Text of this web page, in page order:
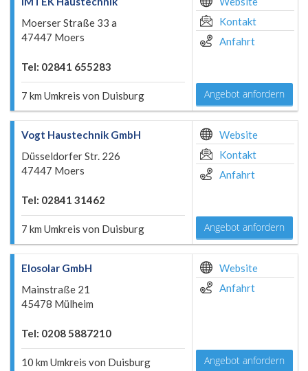
Moerser Straße 33 a
47447 Moers
Tel: 02841 655283
7 km Umkreis von Duisburg
Kontakt
Anfahrt
Angebot anfordern
Vogt Haustechnik GmbH
Düsseldorfer Str. 226
47447 Moers
Tel: 02841 31462
7 km Umkreis von Duisburg
Website
Kontakt
Anfahrt
Angebot anfordern
Elosolar GmbH
Mainstraße 21
45478 Mülheim
Tel: 0208 5887210
10 km Umkreis von Duisburg
Website
Anfahrt
Angebot anfordern